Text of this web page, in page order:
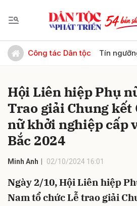
Công tác Dân tộc Tín
Hội Liên hiệp Phụ
Trao giải Chung kết
nữ khởi nghiệp cấp
Bắc 2024
Minh Anh 02/10/2024 16:01
Ngày 2/10, Hội Liên hiệp
Nam tổ chức Lễ trao giải
Gửi bình luận